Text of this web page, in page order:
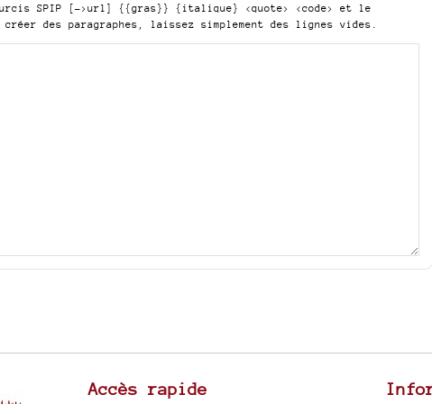
SPIP [->url] {{gras}} {italique} <quote> <code>
et le
créer des paragraphes, laissez simplement des lignes vides.
Accès rapide